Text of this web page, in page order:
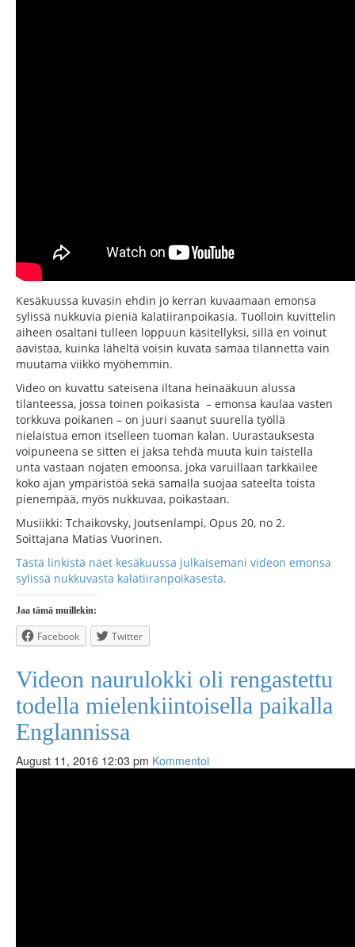
Kesäkuussa kuvasin ehdin jo kerran kuvaamaan emonsa
sylissä nukkuvia pieniä kalatiiranpoikasia. Tuolloin kuvittelin
aiheen osaltani tulleen loppuun käsitellyksi, sillä en voinut
aavistaa, kuinka läheltä voisin kuvata samaa tilannetta vain
muutama viikko myöhemmin.
Video on kuvattu sateisena iltana heinaäkuun alussa
tilanteessa, jossa toinen poikasista – emonsa kaulaa vasten
torkkuva poikanen – on juuri saanut suurella työllä
nielaistua emon itselleen tuoman kalan. Uurastauksesta
voipuneena se sitten ei jaksa tehdä muuta kuin taistella
unta vastaan nojaten emoonsa, joka varuillaan tarkkailee
koko ajan ympäristöä sekä samalla suojaa sateelta toista
pienempää, myös nukkuvaa, poikastaan.
Musiikki: Tchaikovsky, Joutsenlampi, Opus 20, no 2.
Soittajana Matias Vuorinen.
Tästä linkistä näet kesäkuussa julkaisemani videon emonsa
sylissä nukkuvasta kalatiiranpoikasesta.
Jaa tämä muillekin:
Facebook Twitter
Videon naurulokki oli rengastettu
todella mielenkiintoisella paikalla
Englannissa
August 11, 2016 12:03 pm Kommentoi